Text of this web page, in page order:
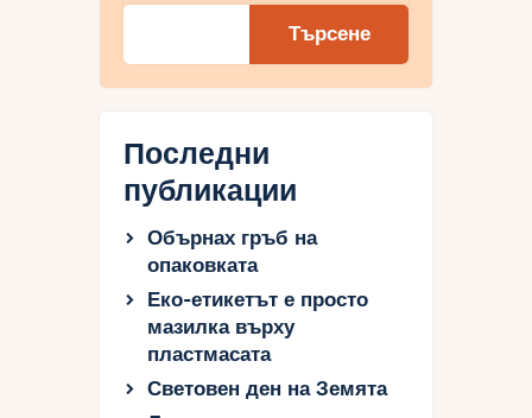
Търсене
Последни
публикации
Обърнах гръб на
опаковката
Еко-етикетът е просто
мазилка върху
пластмасата
Световен ден на Земята